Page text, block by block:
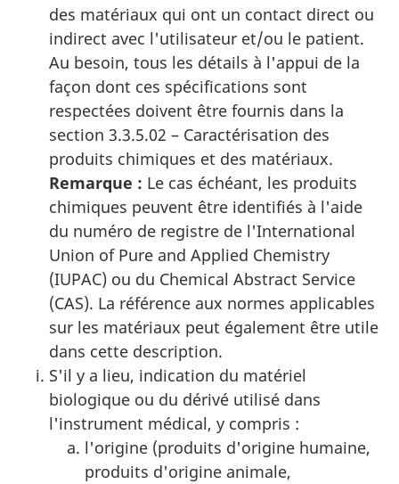
des matériaux qui ont un contact direct ou
indirect avec l'utilisateur et/ou le patient.
Au besoin, tous les détails à l'appui de la
façon dont ces spécifications sont
respectées doivent être fournis dans la
section 3.3.5.02 – Caractérisation des
produits chimiques et des matériaux.
Remarque : Le cas échéant, les produits
chimiques peuvent être identifiés à l'aide
du numéro de registre de l'International
Union of Pure and Applied Chemistry
(IUPAC) ou du Chemical Abstract Service
(CAS). La référence aux normes applicables
sur les matériaux peut également être utile
dans cette description.
S'il y a lieu, indication du matériel
biologique ou du dérivé utilisé dans
l'instrument médical, y compris :
l'origine (produits d'origine humaine,
produits d'origine animale,